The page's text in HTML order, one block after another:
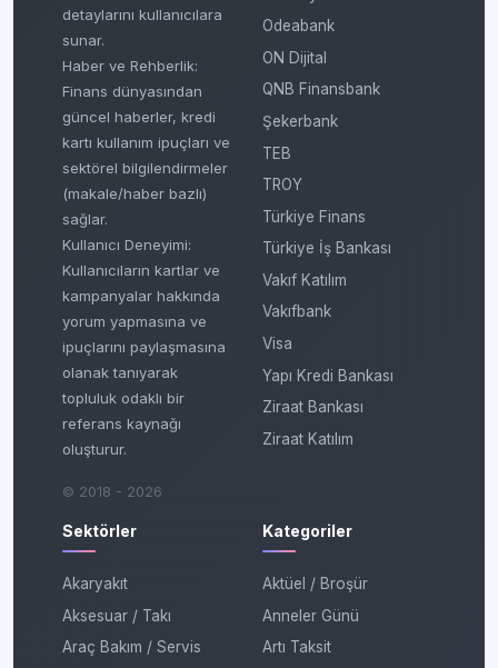
detaylarını kullanıcılara
sunar.
Haber ve Rehberlik:
Finans dünyasından
güncel haberler, kredi
kartı kullanım ipuçları ve
sektörel bilgilendirmeler
(makale/haber bazlı)
sağlar.
Kullanıcı Deneyimi:
Kullanıcıların kartlar ve
kampanyalar hakkında
yorum yapmasına ve
ipuçlarını paylaşmasına
olanak tanıyarak
topluluk odaklı bir
referans kaynağı
oluşturur.
© 2018 - 2026
Odeabank
ON Dijital
QNB Finansbank
Şekerbank
TEB
TROY
Türkiye Finans
Türkiye İş Bankası
Vakıf Katılım
Vakıfbank
Visa
Yapı Kredi Bankası
Ziraat Bankası
Ziraat Katılım
Sektörler
Akaryakıt
Aksesuar / Takı
Araç Bakım / Servis
Kategoriler
Aktüel / Broşür
Anneler Günü
Artı Taksit